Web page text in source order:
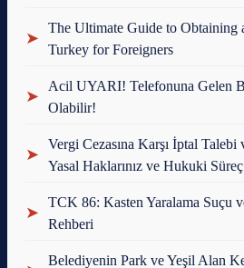
➤
The Ultimate Guide to Obtaining
Turkey for Foreigners
➤
Acil UYARI! Telefonuna Gelen
Olabilir!
➤
Vergi Cezasına Karşı İptal
Yasal Haklarınız ve Hukuki Süreç
➤
TCK 86: Kasten Yaralama Suçu
Rehberi
Belediyenin Park ve Yeşil Alan